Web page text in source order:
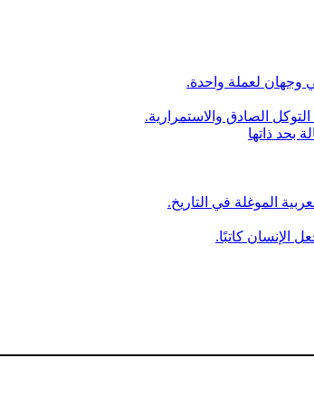
وجهان لعملة واحدة.
الصادق والاستمرارية.
بحد ذاتها
الموغلة في التاريخ.
الإنسان كاتبًا.